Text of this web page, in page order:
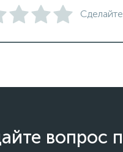
вопрос